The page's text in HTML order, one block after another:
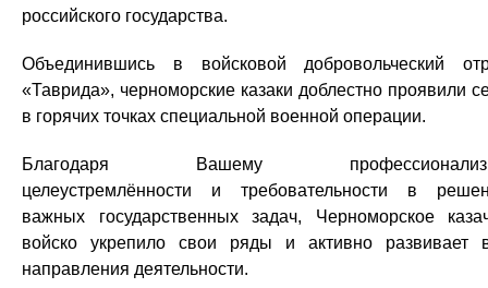
российского государства.
Объединившись в войсковой добровольческий
«Таврида», черноморские казаки доблестно проявили
в горячих точках специальной военной операции.
Благодаря Вашему
целеустремлённости и требовательности в
важных государственных задач, Черноморское
войско укрепило свои ряды и активно развивает
направления деятельности.